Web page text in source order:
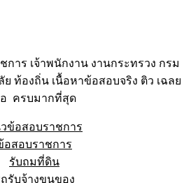
าร เจ้าพนักงาน งานกระทรวง กรม
ท้องถิ่น เนื้อหาข้อสอบจริง ติว เฉลย
ครบมากที่สุด
ข้อสอบราชการ
อสอบราชการ
รับถมที่ดิน
รับจ้างขนของ